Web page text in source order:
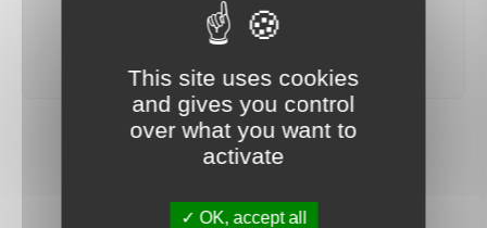
créer une alerte
This site uses cookies
and gives you control
over what you want to
activate
OK, accept all